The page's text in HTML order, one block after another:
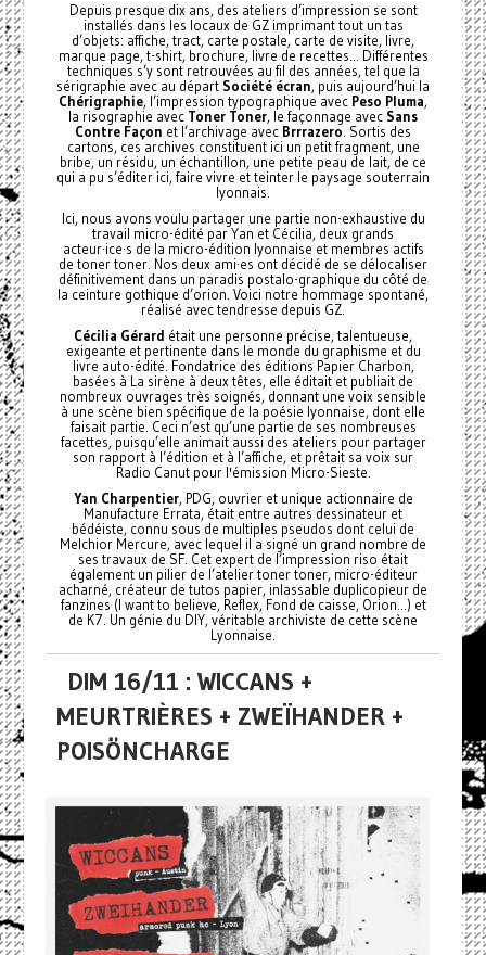
Depuis presque dix ans, des ateliers d’impression se sont
installés dans les locaux de GZ imprimant tout un tas
d’objets: affiche, tract, carte postale, carte de visite, livre,
marque page, t-shirt, brochure, livre de recettes... Différentes
techniques s’y sont retrouvées au fil des années, tel que la
sérigraphie avec au départ Société écran, puis aujourd’hui la
Chérigraphie, l’impression typographique avec Peso Pluma,
la risographie avec Toner Toner, le façonnage avec Sans
Contre Façon et l’archivage avec Brrrazero . Sortis des
cartons, ces archives constituent ici un petit fragment, une
bribe, un résidu, un échantillon, une petite peau de lait, de ce
qui a pu s’éditer ici, faire vivre et teinter le paysage souterrain
lyonnais.
Ici, nous avons voulu partager une partie non-exhaustive du
travail micro-édité par Yan et Cécilia, deux grands
acteur·ice·s de la micro-édition lyonnaise et membres actifs
de toner toner. Nos deux ami·es ont décidé de se délocaliser
définitivement dans un paradis postalo-graphique du côté de
la ceinture gothique d’orion. Voici notre hommage spontané,
réalisé avec tendresse depuis GZ.
Cécilia Gérard était une personne précise, talentueuse,
exigeante et pertinente dans le monde du graphisme et du
livre auto-édité. Fondatrice des éditions Papier Charbon,
basées à La sirène à deux têtes, elle éditait et publiait de
nombreux ouvrages très soignés, donnant une voix sensible
à une scène bien spécifique de la poésie lyonnaise, dont elle
faisait partie. Ceci n’est qu’une partie de ses nombreuses
facettes, puisqu’elle animait aussi des ateliers pour partager
son rapport à l’édition et à l’affiche, et prêtait sa voix sur
Radio Canut pour l'émission Micro-Sieste.
Yan Charpentier, PDG, ouvrier et unique actionnaire de
Manufacture Errata, était entre autres dessinateur et
bédéiste, connu sous de multiples pseudos dont celui de
Melchior Mercure, avec lequel il a signé un grand nombre de
ses travaux de SF. Cet expert de l’impression riso était
également un pilier de l’atelier toner toner, micro-éditeur
acharné, créateur de tutos papier, inlassable duplicopieur de
fanzines (I want to believe, Reflex, Fond de caisse, Orion...) et
de K7. Un génie du DIY, véritable archiviste de cette scène
Lyonnaise.
DIM 16/11 : WICCANS +
MEURTRIÈRES + ZWEÏHANDER +
POISÖNCHARGE